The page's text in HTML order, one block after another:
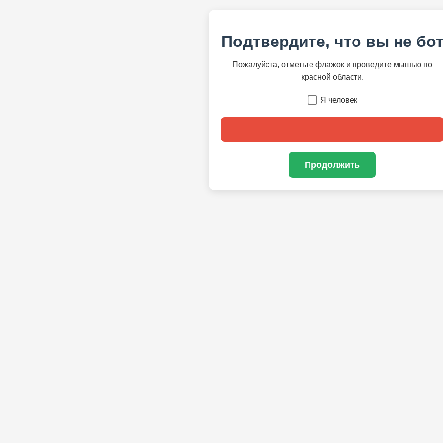
Подтвердите, что вы не бот
Пожалуйста, отметьте флажок и проведите мышью по
красной области.
Я человек
Продолжить